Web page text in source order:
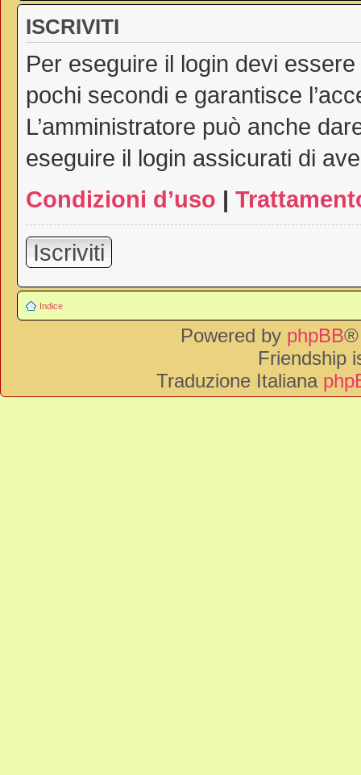
ISCRIVITI
Per eseguire il login devi
pochi secondi e garantisce
L’amministratore può anche
eseguire il login assicurati di
Condizioni d’uso |
Iscriviti
Indice
Powered by phpBB®
Friendship
Traduzione Italiana